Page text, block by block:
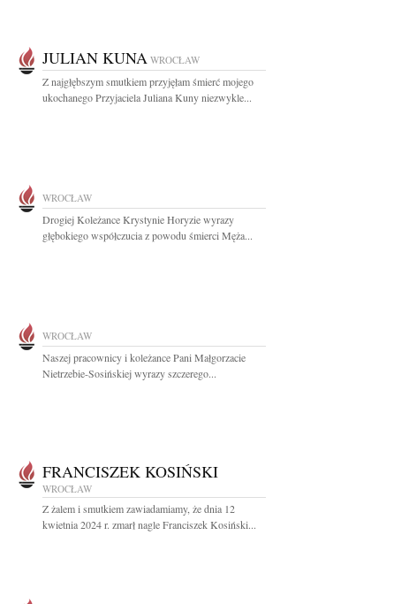
JULIAN KUNA WROCŁAW
Z najgłębszym smutkiem przyjęłam śmierć mojego
ukochanego Przyjaciela Juliana Kuny niezwykle...
WROCŁAW
Drogiej Koleżance Krystynie Horyzie wyrazy
głębokiego współczucia z powodu śmierci Męża...
WROCŁAW
Naszej pracownicy i koleżance Pani Małgorzacie
Nietrzebie-Sosińskiej wyrazy szczerego...
FRANCISZEK KOSIŃSKI
WROCŁAW
Z żalem i smutkiem zawiadamiamy, że dnia 12
kwietnia 2024 r. zmarł nagle Franciszek Kosiński...